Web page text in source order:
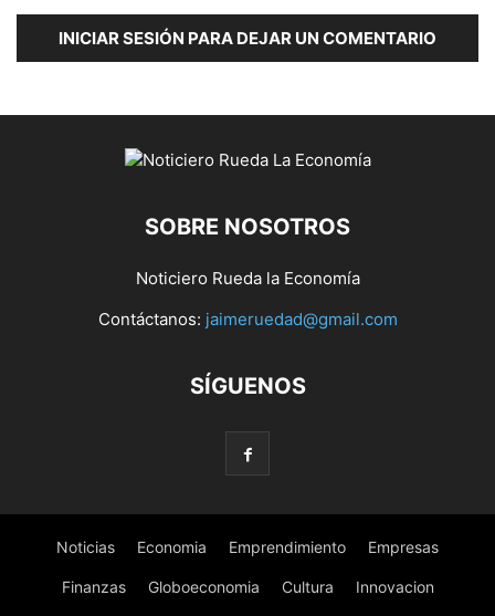
INICIAR SESIÓN PARA DEJAR UN COMENTARIO
SOBRE NOSOTROS
Noticiero Rueda la Economía
Contáctanos: jaimeruedad@gmail.com
SÍGUENOS
Noticias Economia Emprendimiento Empresas
Finanzas Globoeconomia Cultura Innovacion